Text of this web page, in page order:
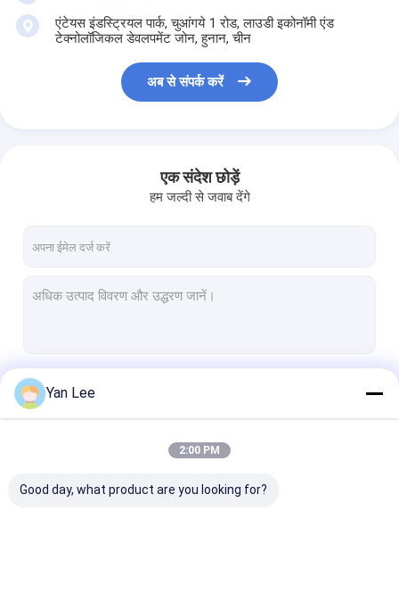
एंटेयस इंडस्ट्रियल पार्क, चुआंगये 1 रोड, लाउडी इकोनॉमी एंड
टेक्नोलॉजिकल डेवलपमेंट जोन, हुनान, चीन
अब से संपर्क करें
एक संदेश छोड़ें
हम जल्दी से जवाब देंगे
Yan Lee
2:00 PM
Good day, what product are you looking for?